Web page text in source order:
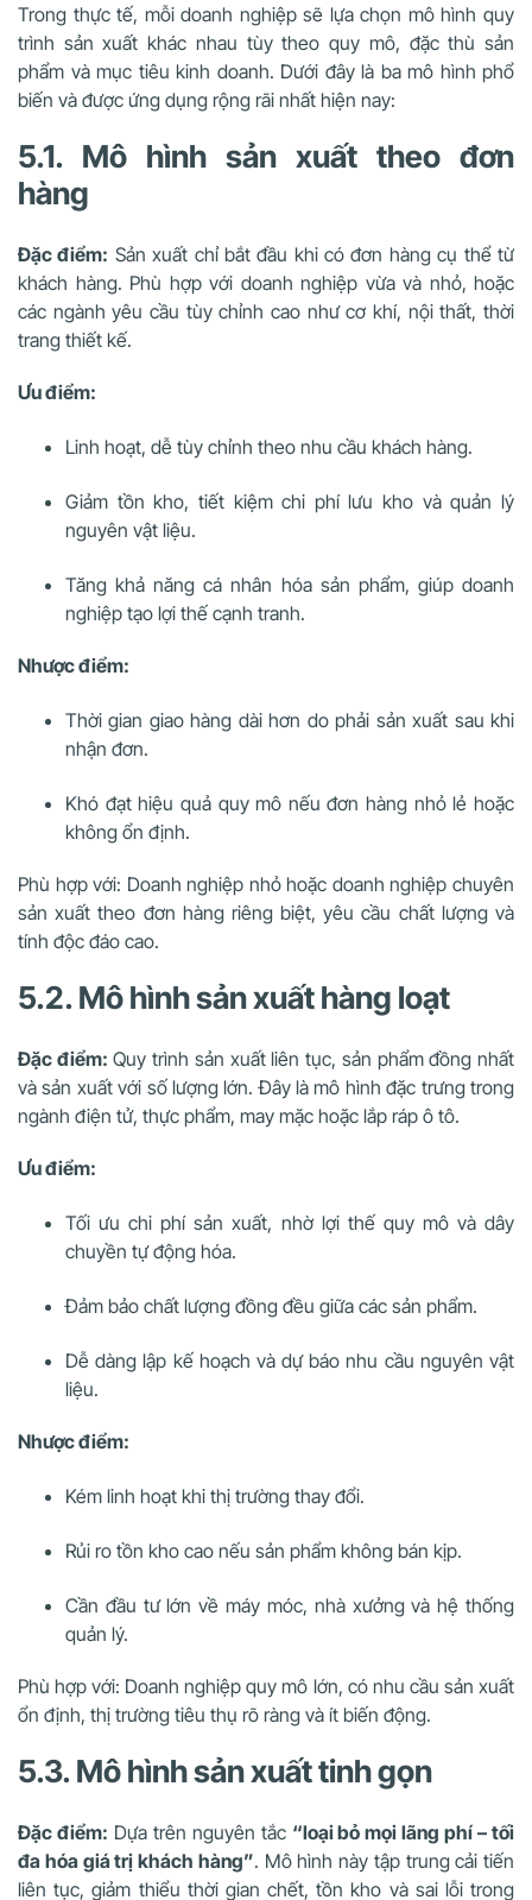
Trong thực tế, mỗi doanh nghiệp sẽ lựa chọn mô hình quy
trình sản xuất khác nhau tùy theo quy mô, đặc thù sản
phẩm và mục tiêu kinh doanh. Dưới đây là ba mô hình phổ
biến và được ứng dụng rộng rãi nhất hiện nay:
5.1. Mô hình sản xuất theo đơn
hàng
Đặc điểm: Sản xuất chỉ bắt đầu khi có đơn hàng cụ thể từ
khách hàng. Phù hợp với doanh nghiệp vừa và nhỏ, hoặc
các ngành yêu cầu tùy chỉnh cao như cơ khí, nội thất, thời
trang thiết kế.
Ưu điểm:
Linh hoạt, dễ tùy chỉnh theo nhu cầu khách hàng.
Giảm tồn kho, tiết kiệm chi phí lưu kho và quản lý
nguyên vật liệu.
Tăng khả năng cá nhân hóa sản phẩm, giúp doanh
nghiệp tạo lợi thế cạnh tranh.
Nhược điểm:
Thời gian giao hàng dài hơn do phải sản xuất sau khi
nhận đơn.
Khó đạt hiệu quả quy mô nếu đơn hàng nhỏ lẻ hoặc
không ổn định.
Phù hợp với: Doanh nghiệp nhỏ hoặc doanh nghiệp chuyên
sản xuất theo đơn hàng riêng biệt, yêu cầu chất lượng và
tính độc đáo cao.
5.2. Mô hình sản xuất hàng loạt
Đặc điểm: Quy trình sản xuất liên tục, sản phẩm đồng nhất
và sản xuất với số lượng lớn. Đây là mô hình đặc trưng trong
ngành điện tử, thực phẩm, may mặc hoặc lắp ráp ô tô.
Ưu điểm:
Tối ưu chi phí sản xuất, nhờ lợi thế quy mô và dây
chuyền tự động hóa.
Đảm bảo chất lượng đồng đều giữa các sản phẩm.
Dễ dàng lập kế hoạch và dự báo nhu cầu nguyên vật
liệu.
Nhược điểm:
Kém linh hoạt khi thị trường thay đổi.
Rủi ro tồn kho cao nếu sản phẩm không bán kịp.
Cần đầu tư lớn về máy móc, nhà xưởng và hệ thống
quản lý.
Phù hợp với: Doanh nghiệp quy mô lớn, có nhu cầu sản xuất
ổn định, thị trường tiêu thụ rõ ràng và ít biến động.
5.3. Mô hình sản xuất tinh gọn
Đặc điểm: Dựa trên nguyên tắc “loại bỏ mọi lãng phí – tối
đa hóa giá trị khách hàng”. Mô hình này tập trung cải tiến
liên tục, giảm thiểu thời gian chết, tồn kho và sai lỗi trong